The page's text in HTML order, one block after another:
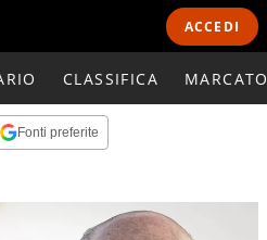
ACCEDI
CLASSIFICA
Fonti preferite